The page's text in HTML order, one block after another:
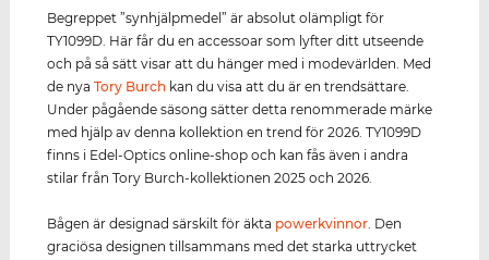
Begreppet ”synhjälpmedel” är absolut olämpligt för
TY1099D. Här får du en accessoar som lyfter ditt utseende
och på så sätt visar att du hänger med i modevärlden. Med
de nyaTory Burch kan du visa att du är en trendsättare.
Under pågående säsong sätter detta renommerade märke
med hjälp av denna kollektion en trend för 2026. TY1099D
finns i Edel-Optics online-shop och kan fås även i andra
stilar från Tory Burch-kollektionen 2025 och 2026.
Bågen är designad särskilt för äkta powerkvinnor. Den
graciösa designen tillsammans med det starka uttrycket